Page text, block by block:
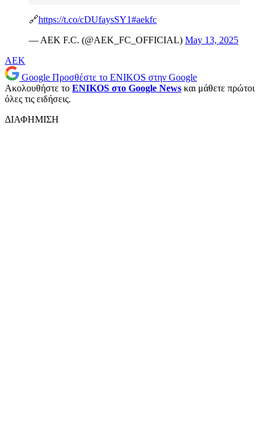
🔗https://t.co/cDUfaysSY1#aekfc
— AEK F.C. (@AEK_FC_OFFICIAL) May 13, 2025
ΑΕΚ
Google Προσθέστε το ENIKOS στην Google
Ακολουθήστε το ENIKOS στο Google News και μάθετε πρώτοι
όλες τις ειδήσεις.
ΔΙΑΦΗΜΙΣΗ